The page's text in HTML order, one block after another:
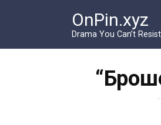
OnPin.xyz
Drama You Can’t Resist